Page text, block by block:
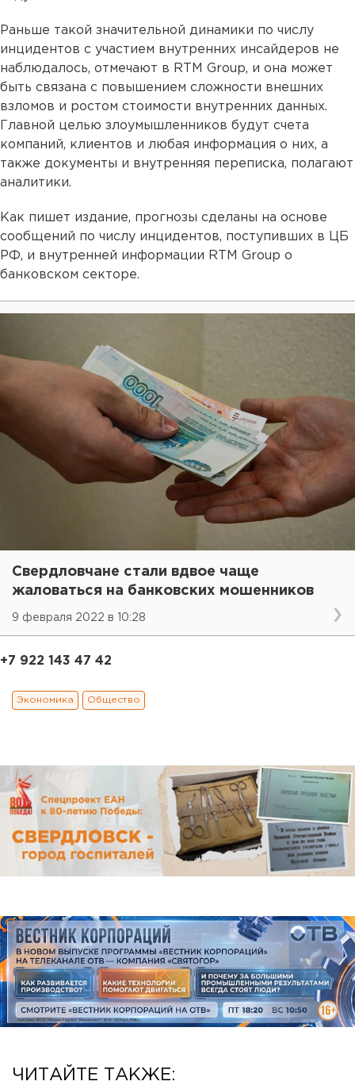
Раньше такой значительной динамики по числу
инцидентов с участием внутренних инсайдеров не
наблюдалось, отмечают в RTM Group, и она может
быть связана с повышением сложности внешних
взломов и ростом стоимости внутренних данных.
Главной целью злоумышленников будут счета
компаний, клиентов и любая информация о них, а
также документы и внутренняя переписка, полагают
аналитики.
Как пишет издание, прогнозы сделаны на основе
сообщений по числу инцидентов, поступивших в ЦБ
РФ, и внутренней информации RTM Group о
банковском секторе.
Свердловчане стали вдвое чаще
жаловаться на банковских мошенников
9 февраля 2022 в 10:28
+7 922 143 47 42
Экономика Общество
ЧИТАЙТЕ ТАКЖЕ: